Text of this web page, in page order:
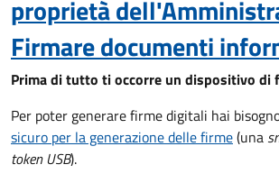
proprietà
Firmare documenti
Prima di tutto ti occorre un dispositivo di
Per poter generare firme digitali hai
sicuro per la generazione delle firme(una
token USB).